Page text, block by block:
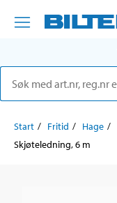
Start Fritid Hage
Skjøteledning, 6 m